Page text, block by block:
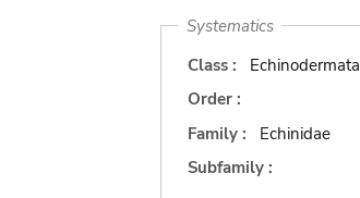
Systematics
Class :
Echinodermata
Order :
Family :
Echinidae
Subfamily :